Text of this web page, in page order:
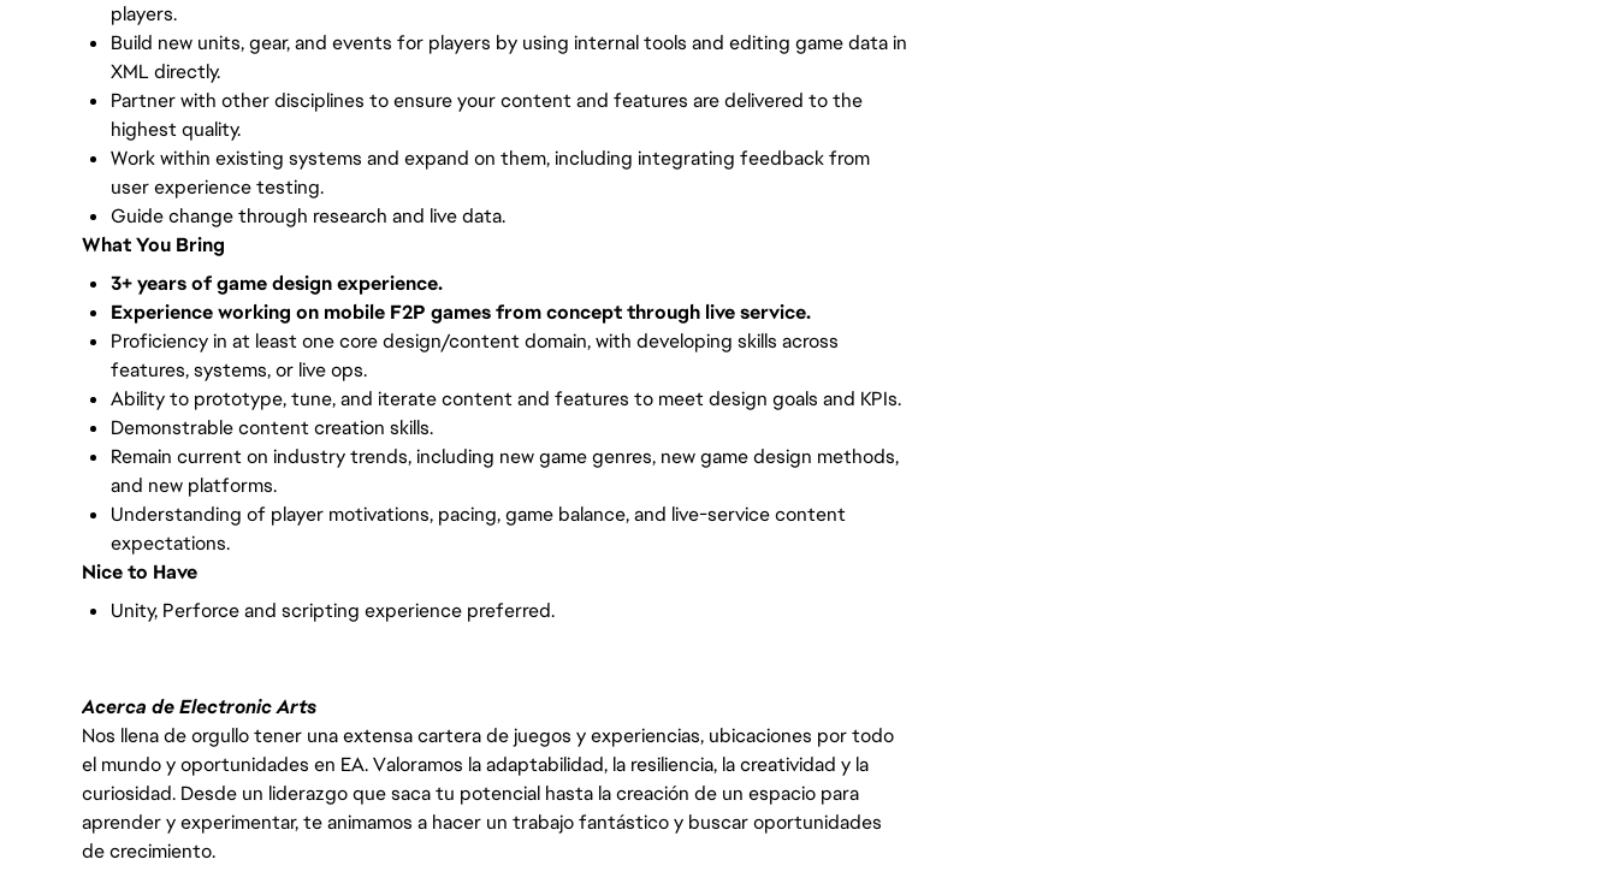
players.
Build new units, gear, and events for players by using internal tools and editing game data in
XML directly.
Partner with other disciplines to ensure your content and features are delivered to the
highest quality.
Work within existing systems and expand on them, including integrating feedback from
user experience testing.
Guide change through research and live data.
What You Bring
3+ years of game design experience.
Experience working on mobile F2P games from concept through live service.
Proficiency in at least one core design/content domain, with developing skills across
features, systems, or live ops.
Ability to prototype, tune, and iterate content and features to meet design goals and KPIs.
Demonstrable content creation skills.
Remain current on industry trends, including new game genres, new game design methods,
and new platforms.
Understanding of player motivations, pacing, game balance, and live-service content
expectations.
Nice to Have
Unity, Perforce and scripting experience preferred.
Acerca de Electronic Arts
Nos llena de orgullo tener una extensa cartera de juegos y experiencias, ubicaciones por todo
el mundo y oportunidades en EA. Valoramos la adaptabilidad, la resiliencia, la creatividad y la
curiosidad. Desde un liderazgo que saca tu potencial hasta la creación de un espacio para
aprender y experimentar, te animamos a hacer un trabajo fantástico y buscar oportunidades
de crecimiento.